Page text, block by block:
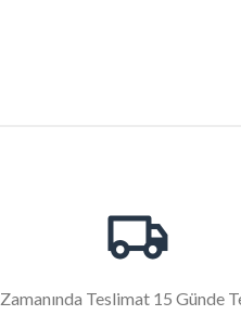
Zamanında Teslimat 15 Günde